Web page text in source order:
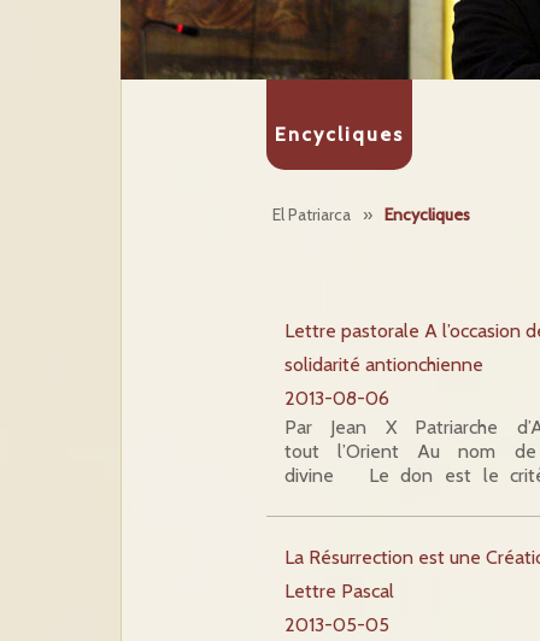
Encycliques
El Patriarca » Encycliques
Lettre pastorale A l’occasion
solidarité antionchienne
2013-08-06
Par Jean X Patriarche
tout l’Orient Au nom de
divine Le don est le
La Résurrection est une
Lettre Pascal
2013-05-05